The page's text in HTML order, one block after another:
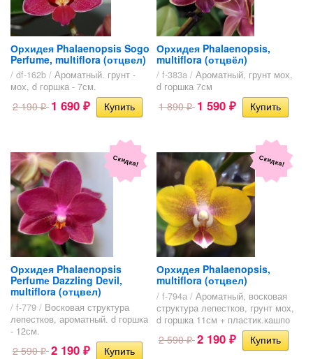
Орхидея Phalaenopsis Sogo
Perfume, multiflora (отцвел)
/ df-162b / Ароматный. грунт -
мох, d горшка - 7см.
2 190₽ 1 690 ₽
Орхидея Phalaenopsis,
multiflora (отцвёл)
/ f-383a / Ароматный, грунт мох,
d горшка 7см
1 890₽ 1 590 ₽
Скидка!
Орхидея Phalaenopsis
Perfumе Dazzling Devil,
multiflora (отцвел)
/ f-779 / Восковая структура
лепестков, ароматный. d горшка
- 12см.
2 590₽ 2 190 ₽
Скидка!
Орхидея Phalaenopsis,
multiflora (отцвел)
/ f-794а / Ароматный, восковая
структура лепестков, грунт мох,
d горшка 11см + пластик.кашпо
2 590₽ 2 190 ₽